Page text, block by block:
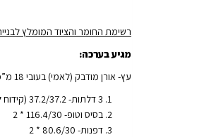
רשימת החומר והציוד המומלץ
מגיע בערכה:
עץ- אורן מודבק (לאמי) בעובי 18 מ”מ במידות הבאות:
3 דלתות- 37.2/37.2 (קידוח לצירים 35 מ”מ, מרכז החור במרחק של 7 ס”מ מכל צד)
בסיס וטופ- 116.4/30 * 2
דפנות- 80.6/30 * 2